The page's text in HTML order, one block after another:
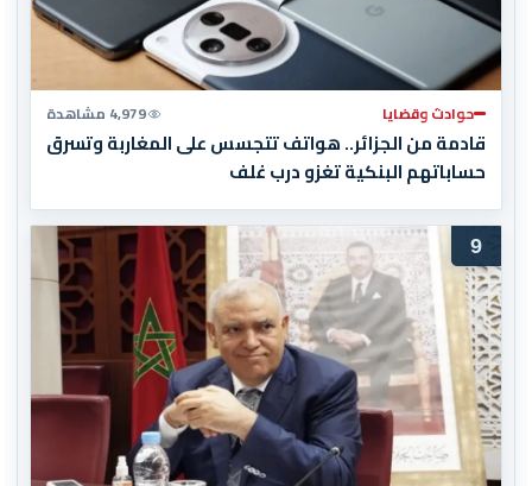
حوادث وقضايا 4,979 مشاهدة
قادمة من الجزائر.. هواتف تتجسس على المغاربة وتسرق
حساباتهم البنكية تغزو درب غلف
9